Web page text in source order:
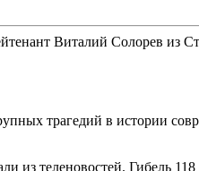
Виталий Солорев из
трагедий в истории
из теленовостей. Гибель